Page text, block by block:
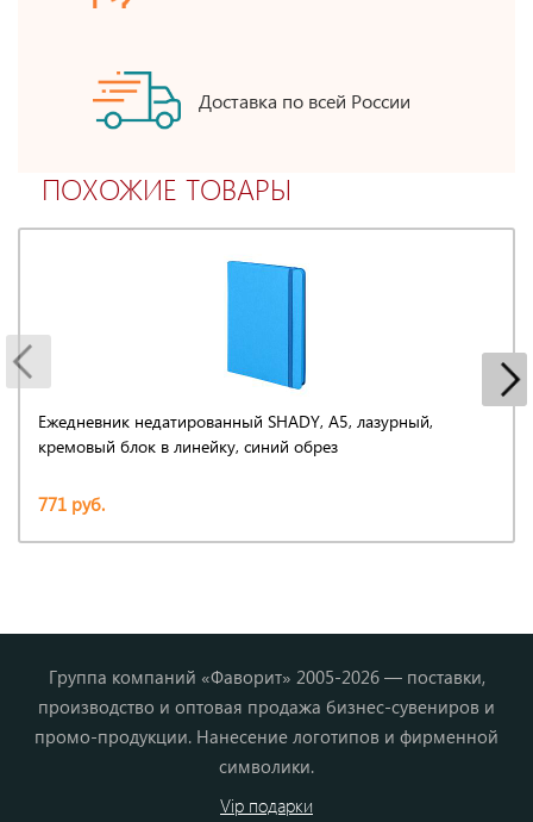
Доставка по всей России
ПОХОЖИЕ ТОВАРЫ
Ежедневник недатированный SHADY, А5, лазурный,
кремовый блок в линейку, синий обрез
771 руб.
Группа компаний «Фаворит» 2005-2026 — поставки,
производство и оптовая продажа бизнес-сувениров и
промо-продукции. Нанесение логотипов и фирменной
символики.
Vip подарки